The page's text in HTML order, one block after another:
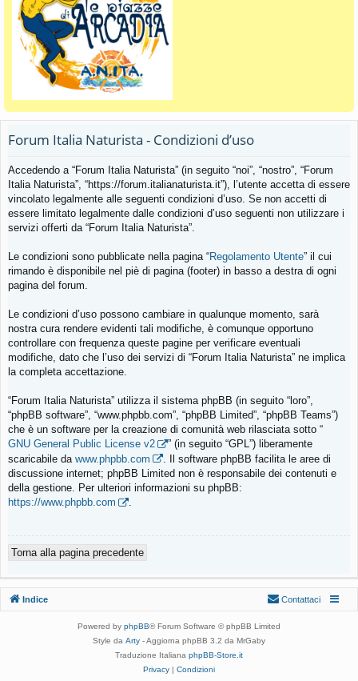
Forum Italia Naturista - Condizioni d’uso
Accedendo a “Forum Italia Naturista” (in seguito “noi”, “nostro”, “Forum
Italia Naturista”, “https://forum.italianaturista.it”), l’utente accetta di essere
vincolato legalmente alle seguenti condizioni d’uso. Se non accetti di
essere limitato legalmente dalle condizioni d’uso seguenti non utilizzare i
servizi offerti da “Forum Italia Naturista”.
Le condizioni sono pubblicate nella pagina “Regolamento Utente” il cui
rimando è disponibile nel piè di pagina (footer) in basso a destra di ogni
pagina del forum.
Le condizioni d’uso possono cambiare in qualunque momento, sarà
nostra cura rendere evidenti tali modifiche, è comunque opportuno
controllare con frequenza queste pagine per verificare eventuali
modifiche, dato che l’uso dei servizi di “Forum Italia Naturista” ne implica
la completa accettazione.
“Forum Italia Naturista” utilizza il sistema phpBB (in seguito “loro”,
“phpBB software”, “www.phpbb.com”, “phpBB Limited”, “phpBB Teams”)
che è un software per la creazione di comunità web rilasciata sotto “
GNU General Public License v2
” (in seguito “GPL”) liberamente
scaricabile da www.phpbb.com
. Il software phpBB facilita le aree di
discussione internet; phpBB Limited non è responsabile dei contenuti e
della gestione. Per ulteriori informazioni su phpBB:
https://www.phpbb.com
.
Torna alla pagina precedente
Indice Contattaci
Powered by phpBB® Forum Software © phpBB Limited
Style da Arty - Aggiorna phpBB 3.2 da MrGaby
Traduzione Italiana phpBB-Store.it
Privacy | Condizioni